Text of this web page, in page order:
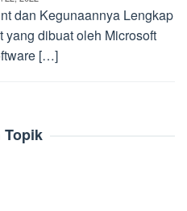
dan Kegunaannya Lengkap
dibuat oleh Microsoft
[…]
Topik